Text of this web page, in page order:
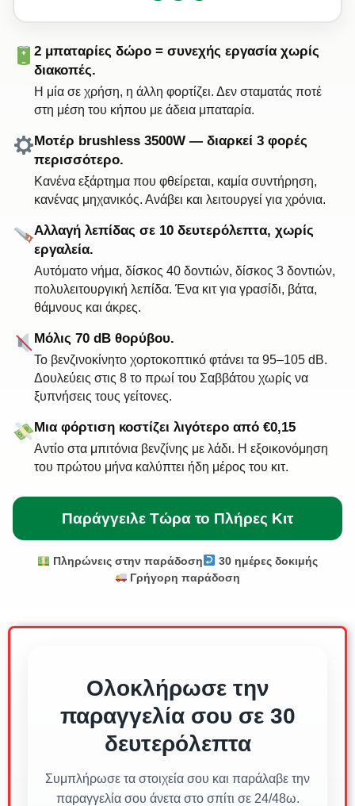
2 μπαταρίες δώρο = συνεχής εργασία χωρίς
διακοπές.
Η μία σε χρήση, η άλλη φορτίζει. Δεν σταματάς ποτέ
στη μέση του κήπου με άδεια μπαταρία.
Μοτέρ brushless 3500W — διαρκεί 3 φορές
περισσότερο.
Κανένα εξάρτημα που φθείρεται, καμία συντήρηση,
κανένας μηχανικός. Ανάβει και λειτουργεί για χρόνια.
Αλλαγή λεπίδας σε 10 δευτερόλεπτα, χωρίς
εργαλεία.
Αυτόματο νήμα, δίσκος 40 δοντιών, δίσκος 3 δοντιών,
πολυλειτουργική λεπίδα. Ένα κιτ για γρασίδι, βάτα,
θάμνους και άκρες.
Μόλις 70 dB θορύβου.
Το βενζινοκίνητο χορτοκοπτικό φτάνει τα 95–105 dB.
Δουλεύεις στις 8 το πρωί του Σαββάτου χωρίς να
ξυπνήσεις τους γείτονες.
Μια φόρτιση κοστίζει λιγότερο από €0,15
Αντίο στα μπιτόνια βενζίνης με λάδι. Η εξοικονόμηση
του πρώτου μήνα καλύπτει ήδη μέρος του κιτ.
Παράγγειλε Τώρα το Πλήρες Κιτ
Πληρώνεις στην παράδοση
30 ημέρες δοκιμής
Γρήγορη παράδοση
Ολοκλήρωσε την
παραγγελία σου σε 30
δευτερόλεπτα
Συμπλήρωσε τα στοιχεία σου και παράλαβε την
παραγγελία σου άνετα στο σπίτι σε 24/48ω.